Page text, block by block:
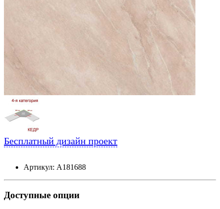
Бесплатный дизайн проект
Артикул: А181688
Доступные опции